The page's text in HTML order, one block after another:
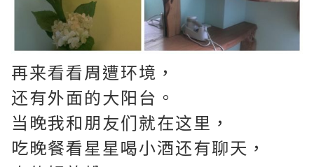
再来看看周遭环境，
还有外面的大阳台。
当晚我和朋友们就在这里，
吃晚餐看星星喝小酒还有聊天，